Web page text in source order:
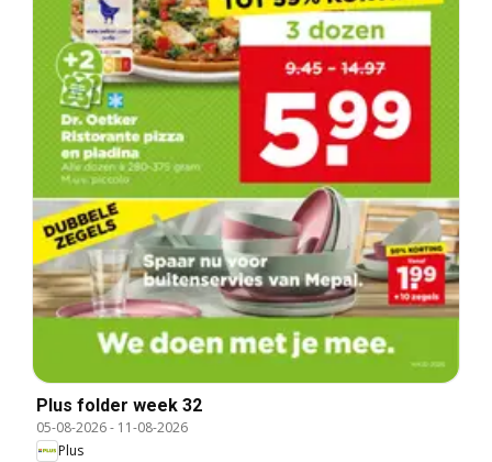
Plus folder week 32
05-08-2026- 11-08-2026
Plus